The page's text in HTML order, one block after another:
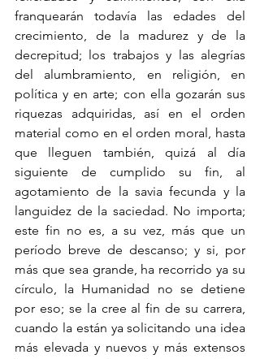
franquearán todavía las edades del
crecimiento, de la madurez y de la
decrepitud; los trabajos y las alegrías
del alumbramiento, en religión, en
política y en arte; con ella gozarán sus
riquezas adquiridas, así en el orden
material como en el orden moral, hasta
que lleguen también, quizá al día
siguiente de cumplido su fin, al
agotamiento de la savia fecunda y la
languidez de la saciedad. No importa;
este fin no es, a su vez, más que un
período breve de descanso; y si, por
más que sea grande, ha recorrido ya su
círculo, la Humanidad no se detiene
por eso; se la cree al fin de su carrera,
cuando la están ya solicitando una idea
más elevada y nuevos y más extensos